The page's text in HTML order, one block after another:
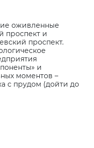
оживленные
проспект и
проспект.
и
моментов –
с прудом (дойти до